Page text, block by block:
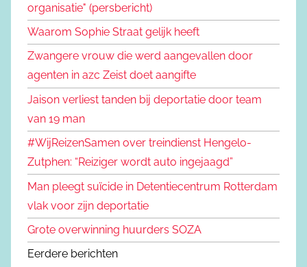
organisatie" (persbericht)
Waarom Sophie Straat gelijk heeft
Zwangere vrouw die werd aangevallen door
agenten in azc Zeist doet aangifte
Jaison verliest tanden bij deportatie door team
van 19 man
#WijReizenSamen over treindienst Hengelo-
Zutphen: “Reiziger wordt auto ingejaagd”
Man pleegt suïcide in Detentiecentrum Rotterdam
vlak voor zijn deportatie
Grote overwinning huurders SOZA
Eerdere berichten